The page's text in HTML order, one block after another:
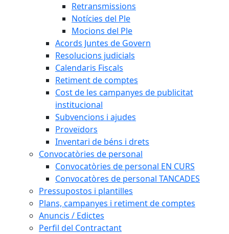
Retransmissions
Notícies del Ple
Mocions del Ple
Acords Juntes de Govern
Resolucions judicials
Calendaris Fiscals
Retiment de comptes
Cost de les campanyes de publicitat
institucional
Subvencions i ajudes
Proveïdors
Inventari de béns i drets
Convocatòries de personal
Convocatòries de personal EN CURS
Convocatòres de personal TANCADES
Pressupostos i plantilles
Plans, campanyes i retiment de comptes
Anuncis / Edictes
Perfil del Contractant